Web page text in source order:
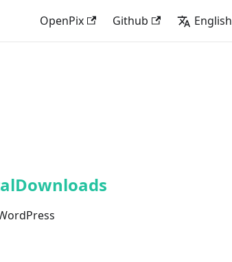
OpenPix Github English